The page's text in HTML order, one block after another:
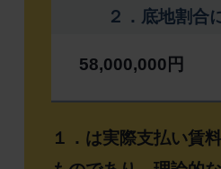
２．底地割合
58,000,000円
１．は実際支払い賃